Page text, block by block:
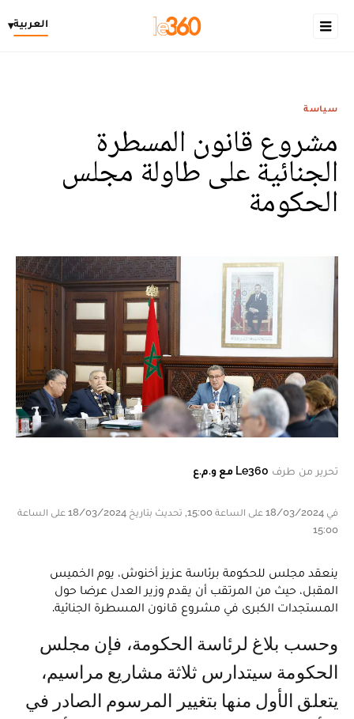
العربية▾
سياسة
مشروع قانون المسطرة
الجنائية على طاولة مجلس
الحكومة
تحرير من طرف Le360 مع و.م.ع
في 18/03/2024 على الساعة 15:00, تحديث بتاريخ 18/03/2024 على الساعة
15:00
ينعقد مجلس للحكومة برئاسة عزيز أخنوش، يوم الخميس
المقبل، حيث من المرتقب أن يقدم وزير العدل عرضا حول
المستجدات الكبرى في مشروع قانون المسطرة الجنائية.
وحسب بلاغ لرئاسة الحكومة، فإن مجلس
الحكومة سيتدارس ثلاثة مشاريع مراسيم،
يتعلق الأول منها بتغيير المرسوم الصادر في